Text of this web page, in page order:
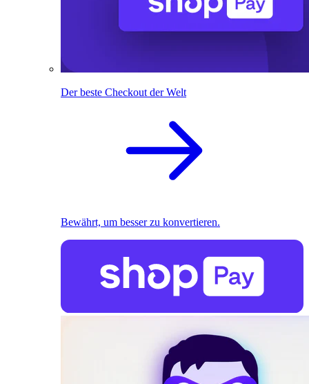
Der beste Checkout der Welt
Bewährt, um besser zu konvertieren.